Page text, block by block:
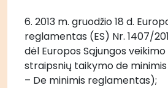
6. 2013 m. gruodžio 18 d.
reglamentas (ES) Nr. 1407/
dėl Europos Sąjungos veikimo
straipsnių taikymo de
– De minimis reglamentas);